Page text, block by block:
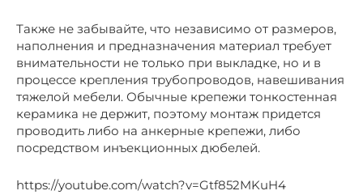
Также не забывайте, что независимо от размеров,
наполнения и предназначения материал требует
внимательности не только при выкладке, но и в
процессе крепления трубопроводов, навешивания
тяжелой мебели. Обычные крепежи тонкостенная
керамика не держит, поэтому монтаж придется
проводить либо на анкерные крепежи, либо
посредством инъекционных дюбелей.
https://youtube.com/watch?v=Gtf852MKuH4